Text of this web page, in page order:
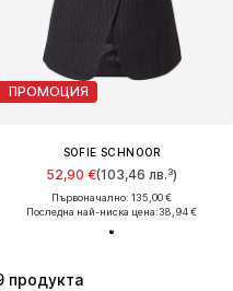
продукта
ПРОМОЦИЯ
SOFIE SCHNOOR
52,90 €(103,46 лв.³)
Първоначално: 135,00 €
Последна най-ниска цена:38,94 €